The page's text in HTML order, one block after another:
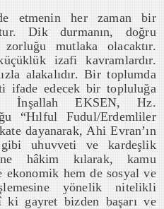
etmenin her zaman bir
Dik durmanın, doğru
mutlaka olacaktır.
izafi kavramlardır.
alakalıdır. Bir toplumda
ifade edecek bir topluluğa
İnşallah EKSEN, Hz.
“Hılful Fudul/Erdemliler
dayanarak, Ahi Evran’ın
uhuvveti ve kardeşlik
hâkim kılarak, kamu
ekonomik hem de sosyal ve
yönelik nitelikli
ki gayret bizden başarı ve